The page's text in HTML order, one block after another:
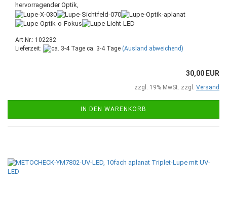
hervorragender Optik,
Art.Nr.: 102282
Lieferzeit:
ca. 3-4 Tage (Ausland abweichend)
30,00 EUR
zzgl. 19% MwSt. zzgl. Versand
IN DEN WARENKORB